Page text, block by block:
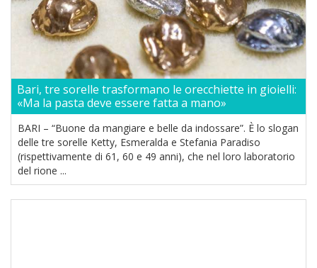
Bari, tre sorelle trasformano le orecchiette in gioielli:
«Ma la pasta deve essere fatta a mano»
BARI – “Buone da mangiare e belle da indossare”. È lo slogan
delle tre sorelle Ketty, Esmeralda e Stefania Paradiso
(rispettivamente di 61, 60 e 49 anni), che nel loro laboratorio
del rione ...